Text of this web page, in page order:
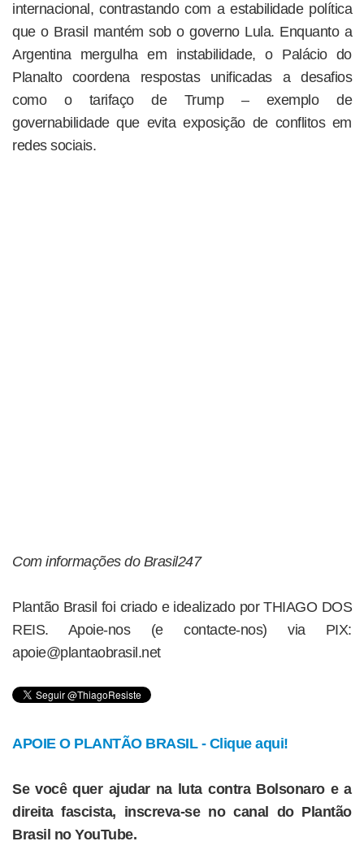
internacional, contrastando com a estabilidade política
que o Brasil mantém sob o governo Lula. Enquanto a
Argentina mergulha em instabilidade, o Palácio do
Planalto coordena respostas unificadas a desafios
como o tarifaço de Trump – exemplo de
governabilidade que evita exposição de conflitos em
redes sociais.
Com informações do Brasil247
Plantão Brasil foi criado e idealizado por THIAGO DOS
REIS. Apoie-nos (e contacte-nos) via PIX:
apoie@plantaobrasil.net
APOIE O PLANTÃO BRASIL - Clique aqui!
Se você quer ajudar na luta contra Bolsonaro e a
direita fascista, inscreva-se no canal do Plantão
Brasil no YouTube.